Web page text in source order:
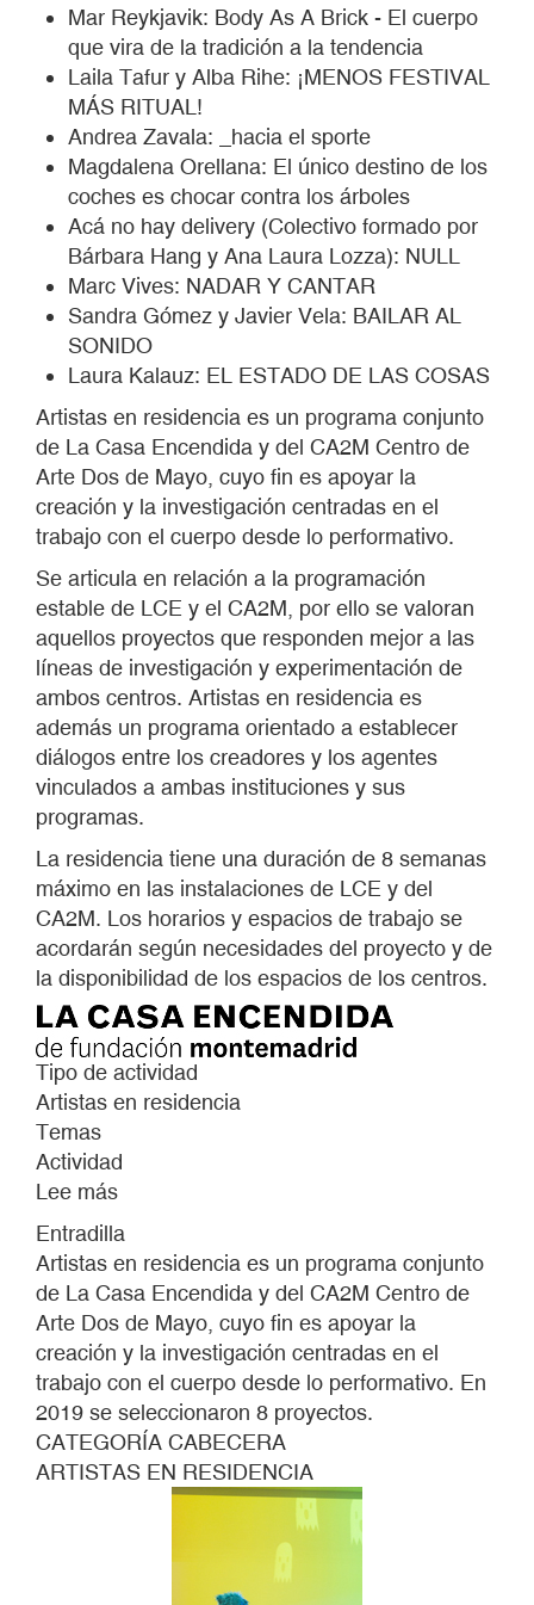
Mar Reykjavik: Body As A Brick - El cuerpo
que vira de la tradición a la tendencia
Laila Tafur y Alba Rihe: ¡MENOS FESTIVAL
MÁS RITUAL!
Andrea Zavala: _hacia el sporte
Magdalena Orellana: El único destino de los
coches es chocar contra los árboles
Acá no hay delivery (Colectivo formado por
Bárbara Hang y Ana Laura Lozza): NULL
Marc Vives: NADAR Y CANTAR
Sandra Gómez y Javier Vela: BAILAR AL
SONIDO
Laura Kalauz: EL ESTADO DE LAS COSAS
Artistas en residencia es un programa conjunto
de La Casa Encendida y del CA2M Centro de
Arte Dos de Mayo, cuyo fin es apoyar la
creación y la investigación centradas en el
trabajo con el cuerpo desde lo performativo.
Se articula en relación a la programación
estable de LCE y el CA2M, por ello se valoran
aquellos proyectos que responden mejor a las
líneas de investigación y experimentación de
ambos centros. Artistas en residencia es
además un programa orientado a establecer
diálogos entre los creadores y los agentes
vinculados a ambas instituciones y sus
programas.
La residencia tiene una duración de 8 semanas
máximo en las instalaciones de LCE y del
CA2M. Los horarios y espacios de trabajo se
acordarán según necesidades del proyecto y de
la disponibilidad de los espacios de los centros.
Tipo de actividad
Artistas en residencia
Temas
Actividad
Lee más
RESIDENCIA
2019
Entradilla
Artistas en residencia es un programa conjunto
de La Casa Encendida y del CA2M Centro de
Arte Dos de Mayo, cuyo fin es apoyar la
creación y la investigación centradas en el
trabajo con el cuerpo desde lo performativo. En
2019 se seleccionaron 8 proyectos.
CATEGORÍA CABECERA
ARTISTAS EN RESIDENCIA